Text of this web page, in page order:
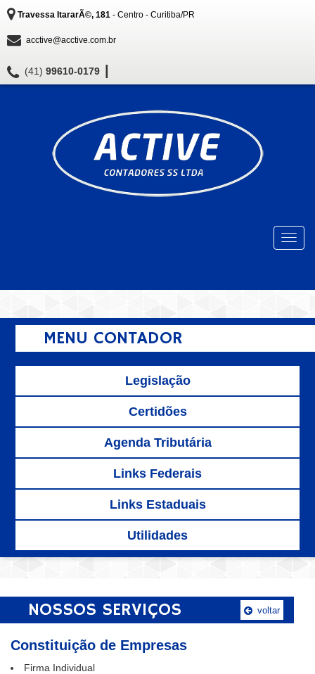
Travessa ItararÃ©, 181 - Centro - Curitiba/PR
acctive@acctive.com.br
(41) 99610-0179
MENU CONTADOR
Legislação
Certidões
Agenda Tributária
Links Federais
Links Estaduais
Utilidades
NOSSOS SERVIÇOS voltar
Constituição de Empresas
Firma Individual